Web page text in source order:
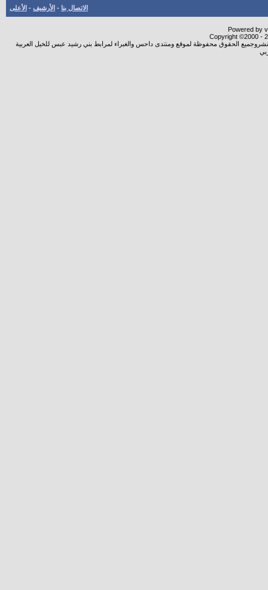
الاتصال بنا - الأرشيف - الأعلى
Powered by
Copyright ©2000 -
الحقوق محفوظة لموقع ومنتدى داحس والغبراء لمرابط بني رشيد عبس للخيل العربية